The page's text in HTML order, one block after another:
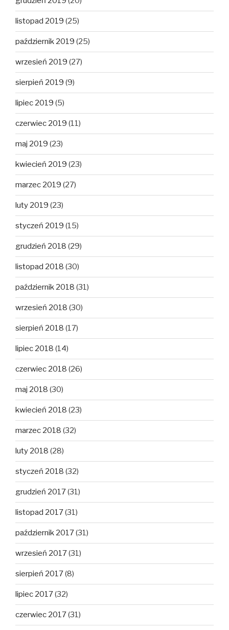
listopad 2019 (25)
październik 2019 (25)
wrzesień 2019 (27)
sierpień 2019 (9)
lipiec 2019 (5)
czerwiec 2019 (11)
maj 2019 (23)
kwiecień 2019 (23)
marzec 2019 (27)
luty 2019 (23)
styczeń 2019 (15)
grudzień 2018 (29)
listopad 2018 (30)
październik 2018 (31)
wrzesień 2018 (30)
sierpień 2018 (17)
lipiec 2018 (14)
czerwiec 2018 (26)
maj 2018 (30)
kwiecień 2018 (23)
marzec 2018 (32)
luty 2018 (28)
styczeń 2018 (32)
grudzień 2017(31)
listopad 2017(31)
październik 2017(31)
wrzesień 2017(31)
sierpień 2017(8)
lipiec 2017(32)
czerwiec 2017(31)